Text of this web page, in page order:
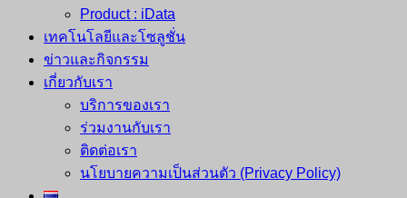
Product : iData
เทคโนโลยีและโซลูชั่น
ข่าวและกิจกรรม
เกี่ยวกับเรา
บริการของเรา
ร่วมงานกับเรา
ติดต่อเรา
นโยบายความเป็นส่วนตัว (Privacy Policy)